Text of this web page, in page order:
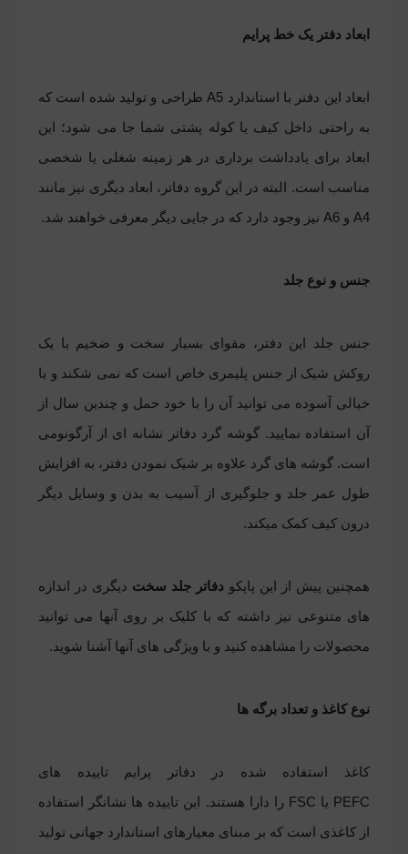
ابعاد دفتر یک خط پرایم
ابعاد این دفتر با استاندارد A5 طراحی و تولید شده است که
به راحتی داخل کیف یا کوله پشتی شما جا می‏ شود؛ این
ابعاد برای یادداشت ‏برداری در هر زمینه شغلی یا شخصی
مناسب است. البته در این گروه دفاتر، ابعاد دیگری نیز مانند
A4 و A6 نیز وجود دارد که در جایی دیگر معرفی خواهند شد.
جنس و نوع جلد
جنس جلد این دفتر، مقوای بسیار سخت و ضخیم با یک
روکش شیک از جنس پلیمری خاص است که نمی‏ شکند و با
خیالی آسوده می توانید آن را با خود حمل و چندین سال از
آن استفاده نمایید. گوشه گرد دفاتر نشانه ای از آرگونومی
است. گوشه های گرد علاوه بر شیک نمودن دفتر، به افزایش
طول عمر جلد و جلوگیری از آسیب به بدن و وسایل دیگر
درون کیف کمک می‏کند.
همچنین پیش از این پاپکو دفاتر جلد سخت دیگری در اندازه
های متنوعی نیز داشته که با کلیک بر روی آنها می توانید
محصولات را مشاهده کنید و با ویژگی های آنها آشنا شوید .
نوع کاغذ و تعداد برگه ها
کاغذ استفاده شده در دفاتر پرایمتاییده ‏های
PEFC یا FSC را دارا هستند. این تاییده‏ ها نشانگر استفاده
از کاغذی است که بر مبنای معیارهای استاندارد جهانی تولید